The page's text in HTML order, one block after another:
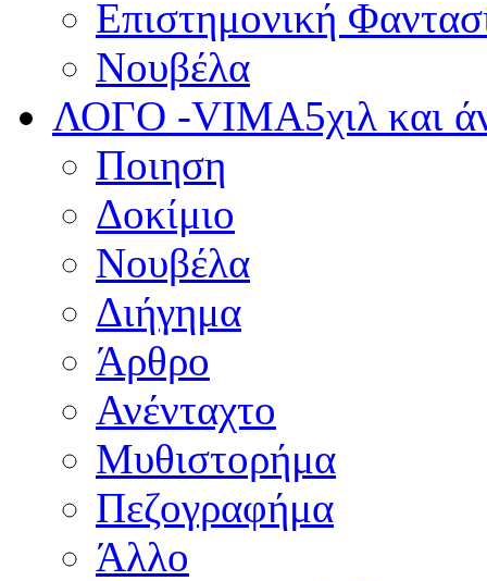
Επιστημονική
Νουβέλα
ΛΟΓΟ -VIMA5χιλ και
Ποιηση
Δοκίμιο
Νουβέλα
Διήγημα
Άρθρο
Ανένταχτο
Μυθιστορήμα
Πεζογραφήμα
Άλλο